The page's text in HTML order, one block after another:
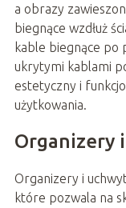
a obrazy
biegnące wzdłuż
kable biegnące po
ukrytymi kablami
estetyczny i
użytkowania.
Organizery
Organizery i
które pozwala na